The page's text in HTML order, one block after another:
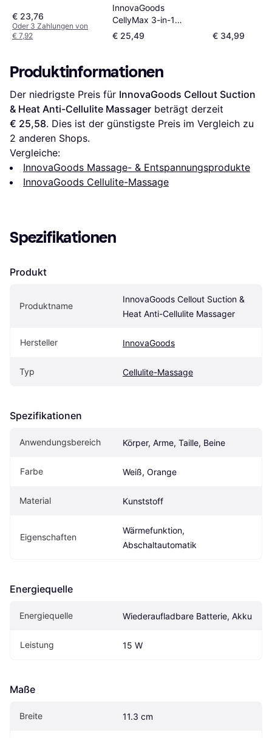
€ 23,76
Oder 3 Zahlungen von
€ 7,92
InnovaGoods
CellyMax 3-in-1
Ultrasonic Cavitation
Massager
€ 25,49 € 34,99
Produktinformationen
Der niedrigste Preis für InnovaGoods Cellout Suction
& Heat Anti-Cellulite Massager
€ 25,58
2 anderen Shops.
Vergleiche:
InnovaGoods Massage- & Entspannungsprodukte
InnovaGoods Cellulite-Massage
Spezifikationen
Produkt
Produktname
InnovaGoods Cellout Suction &
Heat Anti-Cellulite Massager
Hersteller InnovaGoods
Typ Cellulite-Massage
Spezifikationen
Anwendungsbereich Körper, Arme, Taille, Beine
Farbe Weiß, Orange
Material Kunststoff
Eigen­schaften
Wärmefunktion,
Abschaltautomatik
Energiequelle
Energiequelle Wiederaufladbare Batterie, Akku
Leistung 15 W
Maße
Breite 11.3 cm